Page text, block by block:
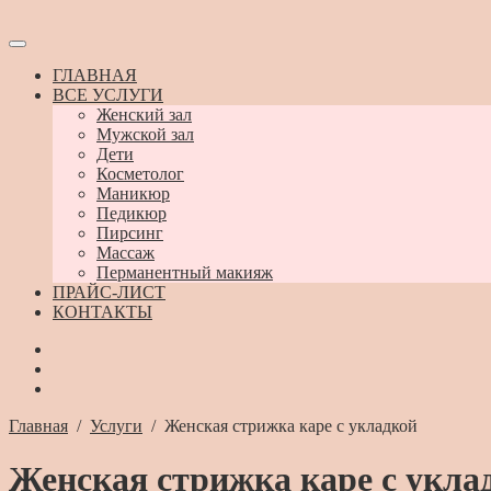
ГЛАВНАЯ
ВСЕ УСЛУГИ
Женский зал
Мужской зал
Дети
Косметолог
Маникюр
Педикюр
Пирсинг
Массаж
Перманентный макияж
ПРАЙС-ЛИСТ
КОНТАКТЫ
Главная / Услуги / Женская стрижка каре с укладкой
Женская стрижка каре с